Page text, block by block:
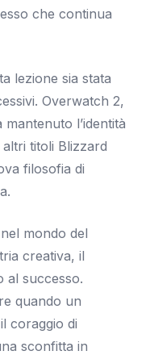
che continua
lezione sia stata
Overwatch 2,
l’identità
titoli Blizzard
filosofia di
mondo del
creativa, il
al successo.
quando un
coraggio di
sconfitta in